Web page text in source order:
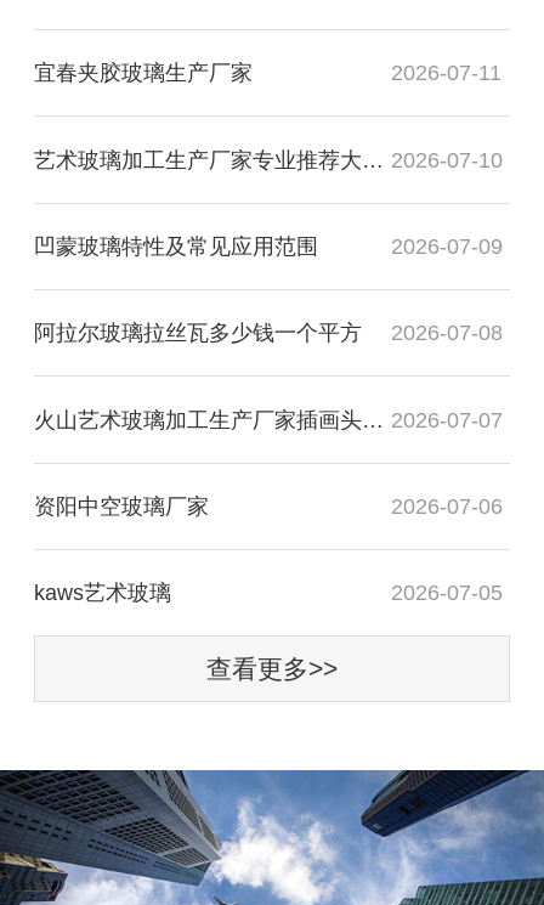
宜春夹胶玻璃生产厂家 2026-07-11
艺术玻璃加工生产厂家专业推荐大专毕业 2026-07-10
凹蒙玻璃特性及常见应用范围 2026-07-09
阿拉尔玻璃拉丝瓦多少钱一个平方 2026-07-08
火山艺术玻璃加工生产厂家插画头像图 2026-07-07
资阳中空玻璃厂家 2026-07-06
kaws艺术玻璃 2026-07-05
查看更多>>